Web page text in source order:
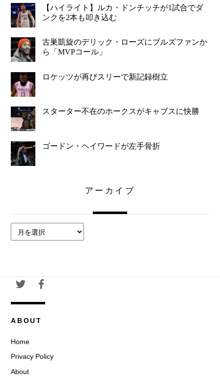
【ハイライト】ルカ・ドンチッチが1試合でダ
ンクを2本も叩き込む
古巣凱旋のデリック・ローズにブルズファンか
ら「MVPコール」
ロケッツが再びスリーで新記録樹立
スターター不在のホークスがキャブスに快勝
ゴードン・ヘイワードが左手骨折
アーカイブ
ー
ブ
ABOUT
Home
Privacy Policy
About